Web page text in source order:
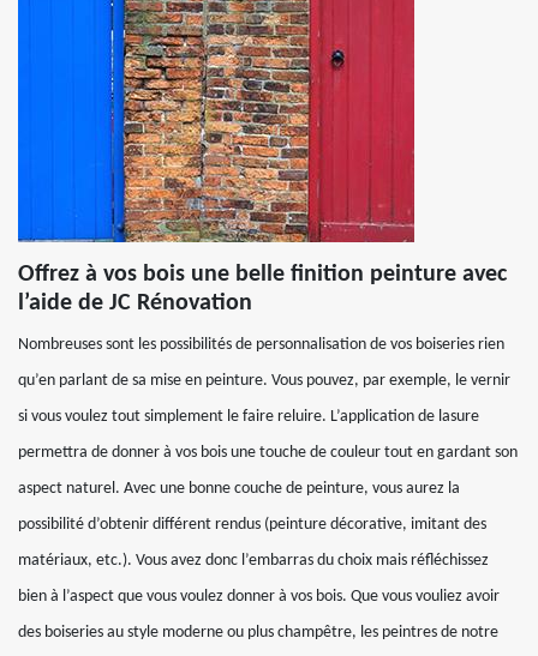
Offrez à vos bois une belle finition peinture avec
l’aide de JC Rénovation
Nombreuses sont les possibilités de personnalisation de vos boiseries rien
qu’en parlant de sa mise en peinture. Vous pouvez, par exemple, le vernir
si vous voulez tout simplement le faire reluire. L’application de lasure
permettra de donner à vos bois une touche de couleur tout en gardant son
aspect naturel. Avec une bonne couche de peinture, vous aurez la
possibilité d’obtenir différent rendus (peinture décorative, imitant des
matériaux, etc.). Vous avez donc l’embarras du choix mais réfléchissez
bien à l’aspect que vous voulez donner à vos bois. Que vous vouliez avoir
des boiseries au style moderne ou plus champêtre, les peintres de notre